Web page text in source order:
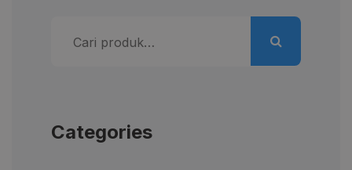
Categories